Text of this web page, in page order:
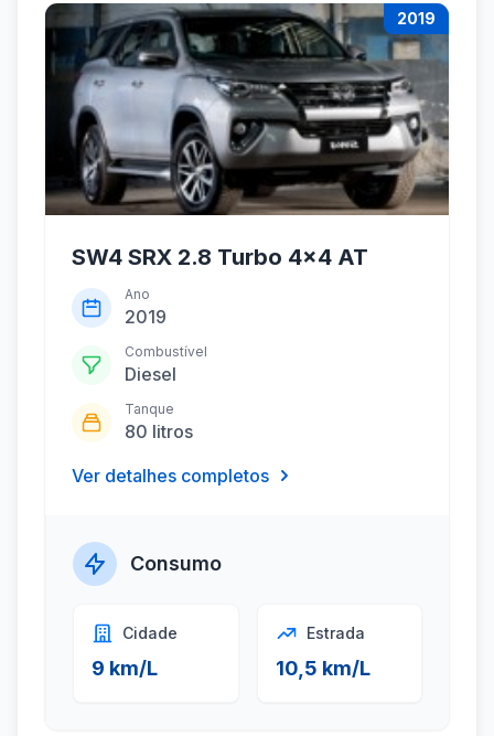
2019
SW4 SRX 2.8 Turbo 4x4 AT
Ano
2019
Combustível
Diesel
Tanque
80 litros
Ver detalhes completos
Consumo
Cidade
9 km/L
Estrada
10,5 km/L